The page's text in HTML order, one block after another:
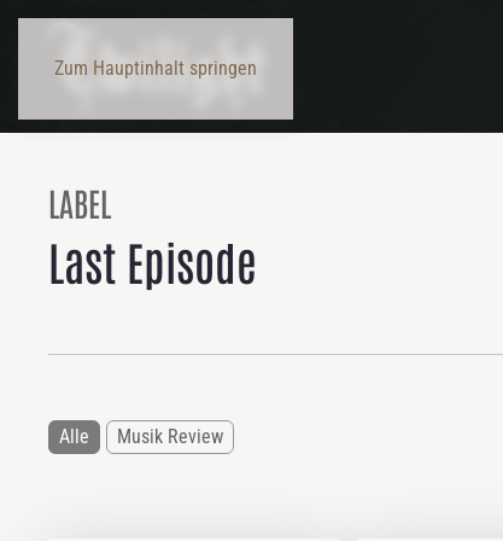
Zum Hauptinhalt springen
LABEL
Last Episode
Alle Musik Review